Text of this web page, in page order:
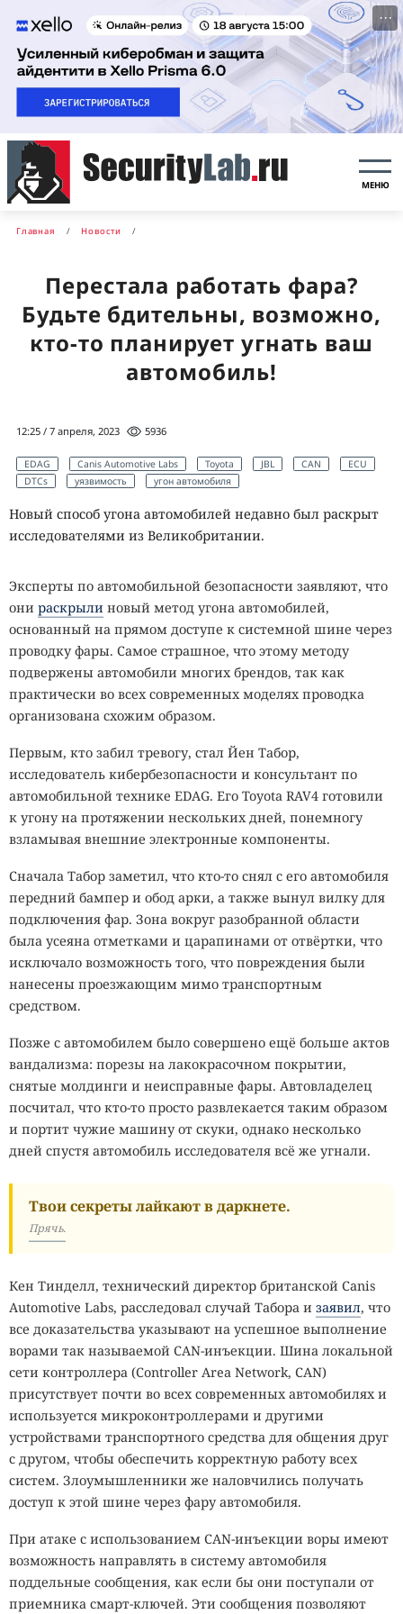
···
МЕНЮ
Главная Новости
Перестала работать фара?
Будьте бдительны, возможно,
кто-то планирует угнать ваш
автомобиль!
12:25 / 7 апреля, 2023 5936
EDAG Canis Automotive Labs Toyota JBL CAN
ECU
DTCs
уязвимость угон автомобиля
Новый способ угона автомобилей недавно был раскрыт
исследователями из Великобритании.
Эксперты по автомобильной безопасности заявляют, что
они раскрыли новый метод угона автомобилей,
основанный на прямом доступе к системной шине через
проводку фары. Самое страшное, что этому методу
подвержены автомобили многих брендов, так как
практически во всех современных моделях проводка
организована схожим образом.
Первым, кто забил тревогу, стал Йен Табор,
исследователь кибербезопасности и консультант по
автомобильной технике EDAG. Его Toyota RAV4 готовили
к угону на протяжении нескольких дней, понемногу
взламывая внешние электронные компоненты.
Сначала Табор заметил, что кто-то снял с его автомобиля
передний бампер и обод арки, а также вынул вилку для
подключения фар. Зона вокруг разобранной области
была усеяна отметками и царапинами от отвёртки, что
исключало возможность того, что повреждения были
нанесены проезжающим мимо транспортным
средством.
Позже с автомобилем было совершено ещё больше актов
вандализма: порезы на лакокрасочном покрытии,
снятые молдинги и неисправные фары. Автовладелец
посчитал, что кто-то просто развлекается таким образом
и портит чужие машину от скуки, однако несколько
дней спустя автомобиль исследователя всё же угнали.
Твои секреты лайкают в даркнете.
Прячь.
Кен Тинделл, технический директор британской Canis
Automotive Labs, расследовал случай Табора и заявил, что
все доказательства указывают на успешное выполнение
ворами так называемой CAN-инъекции. Шина локальной
сети контроллера (Controller Area Network, CAN)
присутствует почти во всех современных автомобилях и
используется микроконтроллерами и другими
устройствами транспортного средства для общения друг
с другом, чтобы обеспечить корректную работу всех
систем. Злоумышленники же наловчились получать
доступ к этой шине через фару автомобиля.
При атаке с использованием CAN-инъекции воры имеют
возможность направлять в систему автомобиля
поддельные сообщения, как если бы они поступали от
приемника смарт-ключей. Эти сообщения позволяют